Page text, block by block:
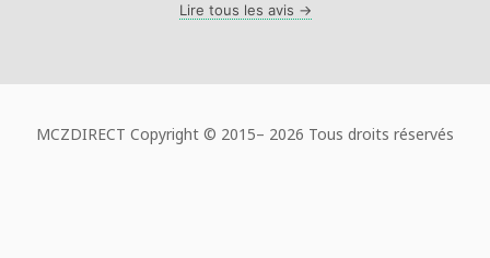
Lire tous les avis →
MCZDIRECT Copyright © 2015– 2026 Tous droits réservés